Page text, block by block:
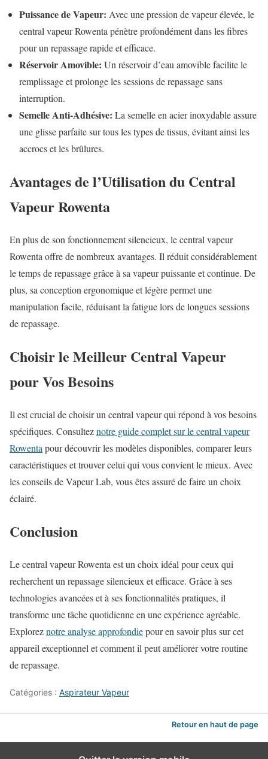
Puissance de Vapeur: Avec une pression de vapeur élevée, le
central vapeur Rowenta pénètre profondément dans les fibres
pour un repassage rapide et efficace.
Réservoir Amovible: Un réservoir d’eau amovible facilite le
remplissage et prolonge les sessions de repassage sans
interruption.
Semelle Anti-Adhésive: La semelle en acier inoxydable assure
une glisse parfaite sur tous les types de tissus, évitant ainsi les
accrocs et les brûlures.
Avantages de l’Utilisation du Central
Vapeur Rowenta
En plus de son fonctionnement silencieux, le central vapeur
Rowenta offre de nombreux avantages. Il réduit considérablement
le temps de repassage grâce à sa vapeur puissante et continue. De
plus, sa conception ergonomique et légère permet une
manipulation facile, réduisant la fatigue lors de longues sessions
de repassage.
Choisir le Meilleur Central Vapeur
pour Vos Besoins
Il est crucial de choisir un central vapeur qui répond à vos besoins
spécifiques. Consulteznotre guide complet sur le central vapeur
Rowenta pour découvrir les modèles disponibles, comparer leurs
caractéristiques et trouver celui qui vous convient le mieux. Avec
les conseils de Vapeur Lab, vous êtes assuré de faire un choix
éclairé.
Conclusion
Le central vapeur Rowenta est un choix idéal pour ceux qui
recherchent un repassage silencieux et efficace. Grâce à ses
technologies avancées et à ses fonctionnalités pratiques, il
transforme une tâche quotidienne en une expérience agréable.
Exploreznotre analyse approfondiepour en savoir plus sur cet
appareil exceptionnel et comment il peut améliorer votre routine
de repassage.
Catégories : Aspirateur Vapeur
Retour en haut de page